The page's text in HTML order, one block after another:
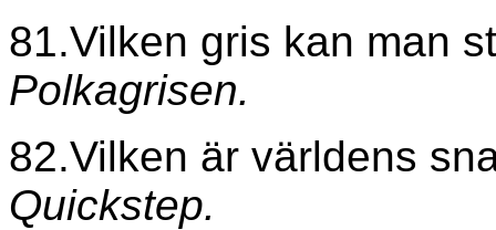
81.Vilken gris kan man
Polkagrisen.
82.Vilken är världens
Quickstep.